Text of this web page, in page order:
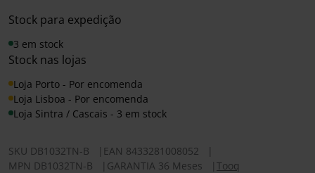
Stock para expedição
3 em stock
Stock nas lojas
Loja Porto - Por encomenda
Loja Lisboa - Por encomenda
Loja Sintra / Cascais - 3 em stock
SKU DB1032TN-B EAN 8433281008052
MPN DB1032TN-B GARANTIA 36 Meses Tooq